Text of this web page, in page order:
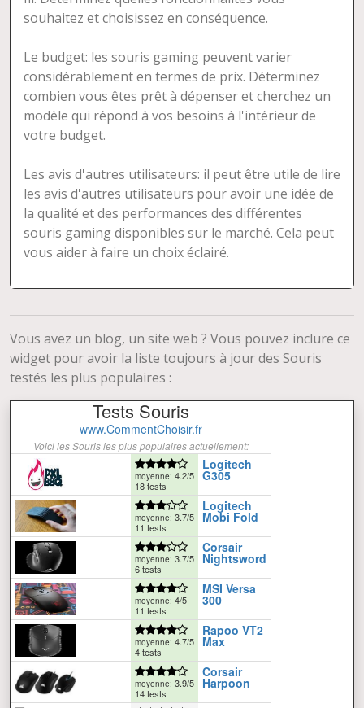
souhaitez et choisissez en conséquence.
Le budget: les souris gaming peuvent varier
considérablement en termes de prix. Déterminez
combien vous êtes prêt à dépenser et cherchez un
modèle qui répond à vos besoins à l'intérieur de
votre budget.
Les avis d'autres utilisateurs: il peut être utile de lire
les avis d'autres utilisateurs pour avoir une idée de
la qualité et des performances des différentes
souris gaming disponibles sur le marché. Cela peut
vous aider à faire un choix éclairé.
Vous avez un blog, un site web ? Vous pouvez inclure ce
widget pour avoir la liste toujours à jour des Souris
testés les plus populaires :